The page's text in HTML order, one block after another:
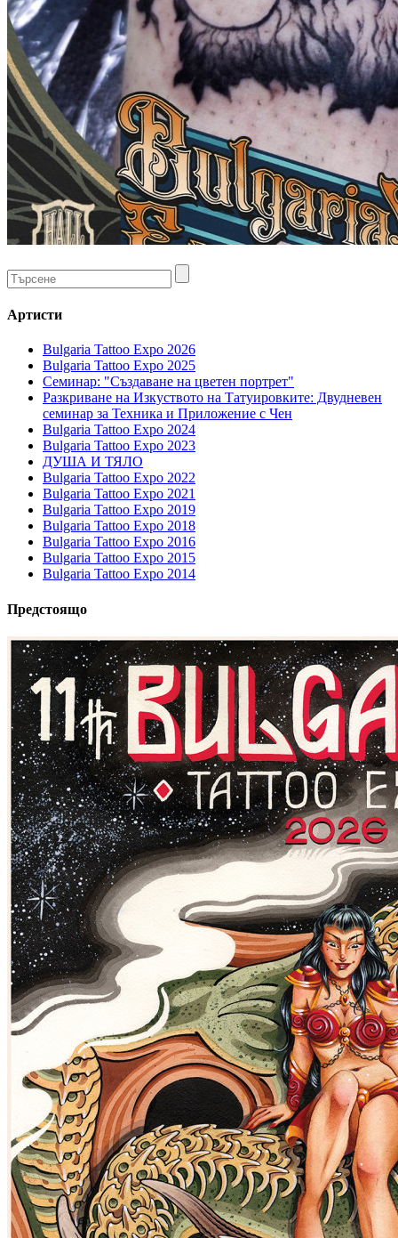
Артисти
Bulgaria Tattoo Expo 2026
Bulgaria Tattoo Expo 2025
Семинар: "Създаване на цветен портрет"
Разкриване на Изкуството на Татуировките: Двудневен
семинар за Техника и Приложение с Чен
Bulgaria Tattoo Expo 2024
Bulgaria Tattoo Expo 2023
ДУША И ТЯЛО
Bulgaria Tattoo Expo 2022
Bulgaria Tattoo Expo 2021
Bulgaria Tattoo Expo 2019
Bulgaria Tattoo Expo 2018
Bulgaria Tattoo Expo 2016
Bulgaria Tattoo Expo 2015
Bulgaria Tattoo Expo 2014
Предстоящо